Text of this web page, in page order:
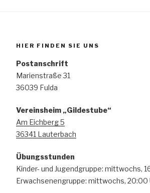
HIER FINDEN SIE UNS
Postanschrift
Marienstraße 31
36039 Fulda
Vereinsheim „Gildestube“
Am Eichberg 5
36341 Lauterbach
Übungsstunden
Kinder- und Jugendgruppe: mittwochs,
Erwachsenengruppe: mittwochs, 20:00